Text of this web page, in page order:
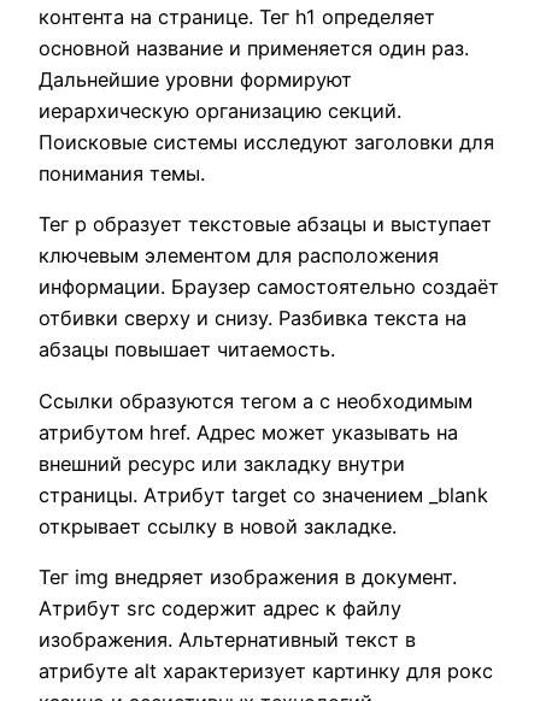
контента на странице. Тег h1 определяет
основной название и применяется один раз.
Дальнейшие уровни формируют
иерархическую организацию секций.
Поисковые системы исследуют заголовки для
понимания темы.
Тег p образует текстовые абзацы и выступает
ключевым элементом для расположения
информации. Браузер самостоятельно создаёт
отбивки сверху и снизу. Разбивка текста на
абзацы повышает читаемость.
Ссылки образуются тегом a с необходимым
атрибутом href. Адрес может указывать на
внешний ресурс или закладку внутри
страницы. Атрибут target со значением _blank
открывает ссылку в новой закладке.
Тег img внедряет изображения в документ.
Атрибут src содержит адрес к файлу
изображения. Альтернативный текст в
атрибуте alt характеризует картинку для рокс